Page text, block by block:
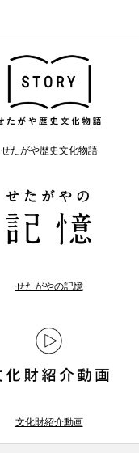
せたがや歴史文化物語
せたがやの記憶
文化財紹介動画